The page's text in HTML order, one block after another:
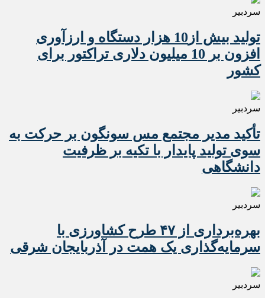
سردبیر
تولید بیش از10 هزار دستگاه و ارزآوری
افزون بر 10 میلیون دلاری تراکتور برای
کشور
سردبیر
تأکید مدیر مجتمع مس سونگون بر حرکت به
سوی تولید پایدار با تکیه بر ظرفیت
دانشگاهی
سردبیر
بهره‌برداری از ۴۷ طرح کشاورزی با
سرمایه‌گذاری یک همت در آذربایجان شرقی
سردبیر